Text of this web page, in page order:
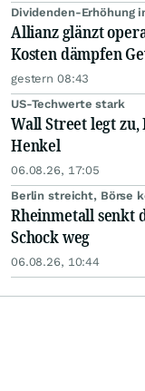
Dividenden-Erhöhung
Allianz glänzt
Kosten dämpfen
gestern 08:43
US-Techwerte stark
Wall Street legt zu,
Henkel
06.08.26, 17:05
Berlin streicht, Börse
Rheinmetall senkt
Schock weg
06.08.26, 10:44